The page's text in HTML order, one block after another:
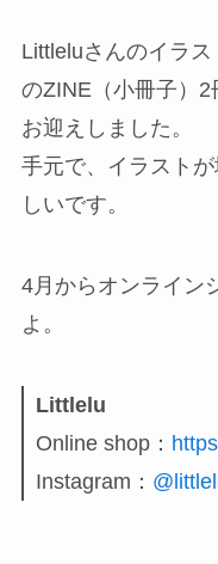
Littleluさんのイラ
のZINE（小冊子）
お迎えしました。
手元で、イラスト
しいです。
4月からオンライン
よ。
Littlelu
Online shop：
Instagram：